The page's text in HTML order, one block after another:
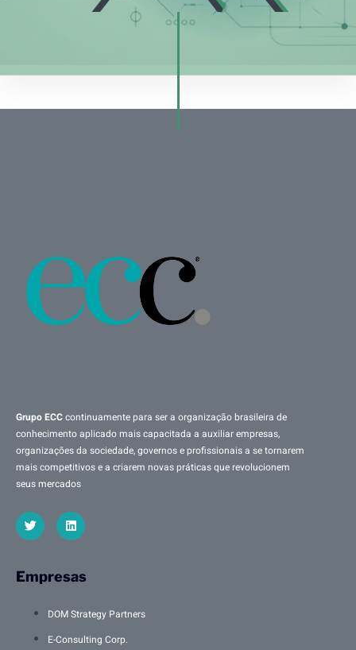
Grupo ECCcontinuamente para ser a organização brasileira de
conhecimento aplicado mais capacitada a auxiliar empresas,
organizações da sociedade, governos e profissionais a se tornarem
mais competitivos e a criarem novas práticas que revolucionem
seus mercados
Empresas
DOM Strategy Partners
E-Consulting Corp.